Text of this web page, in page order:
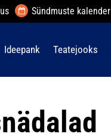
Sündmuste kalender
Ideepank Teatejooks